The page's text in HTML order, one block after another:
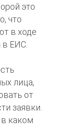
это
что
в ходе
в ЕИС.
лица,
от
заявки.
каком